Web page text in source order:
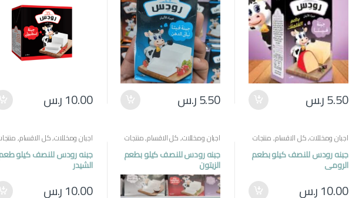
5.50ر.س 5.50ر.س 10.00ر.س
اجبان ومخللات,كل الاقسام,منتجات
مصرية
جبنه رودس للنصف كيلو بطعم
الرومي
10.00ر.س
اجبان ومخللات,كل الاقسام,منتجات
مصرية
جبنه رودس للنصف كيلو بطعم
الزيتون
اجبان ومخللات,كل الاقسام,
مصرية
جبنه رودس للنصف كيلو
الشيدر
10.00ر.س